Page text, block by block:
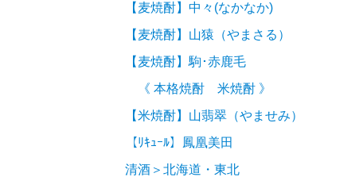
【麦焼酎】中々(なかなか)
【麦焼酎】山猿（やまさる）
【麦焼酎】駒･赤鹿毛
《 本格焼酎 米焼酎 》
【米焼酎】山翡翠（やませみ）
【ﾘｷｭｰﾙ】鳳凰美田
清酒＞北海道・東北